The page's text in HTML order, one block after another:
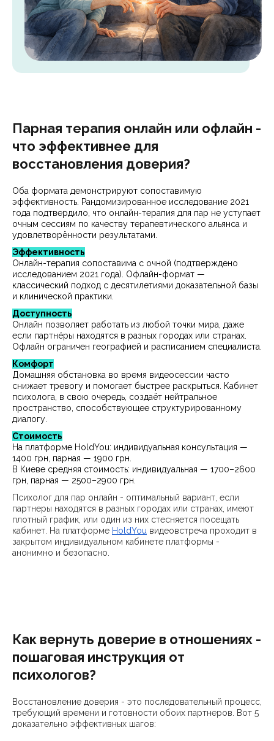
Парная терапия онлайн или офлайн -
что эффективнее для
восстановления доверия?
Оба формата демонстрируют сопоставимую
эффективность. Рандомизированное исследование 2021
года подтвердило, что онлайн-терапия для пар не уступает
очным сессиям по качеству терапевтического альянса и
удовлетворённости результатами.
Эффективность
Онлайн-терапия сопоставима с очной (подтверждено
исследованием 2021 года). Офлайн-формат —
классический подход с десятилетиями доказательной базы
и клинической практики.
Доступность
Онлайн позволяет работать из любой точки мира, даже
если партнёры находятся в разных городах или странах.
Офлайн ограничен географией и расписанием специалиста.
Комфорт
Домашняя обстановка во время видеосессии часто
снижает тревогу и помогает быстрее раскрыться. Кабинет
психолога, в свою очередь, создаёт нейтральное
пространство, способствующее структурированному
диалогу.
Стоимость
На платформе HoldYou: индивидуальная консультация —
1400 грн, парная — 1900 грн.
В Киеве средняя стоимость: индивидуальная — 1700–2600
грн, парная — 2500–2900 грн.
Психолог для пар онлайн - оптимальный вариант, если
партнеры находятся в разных городах или странах, имеют
плотный график, или один из них стесняется посещать
кабинет. На платформе HoldYou видеовстреча проходит в
закрытом индивидуальном кабинете платформы -
анонимно и безопасно.
Как вернуть доверие в отношениях -
пошаговая инструкция от
психологов?
Восстановление доверия - это последовательный процесс,
требующий времени и готовности обоих партнеров. Вот 5
доказательно эффективных шагов: